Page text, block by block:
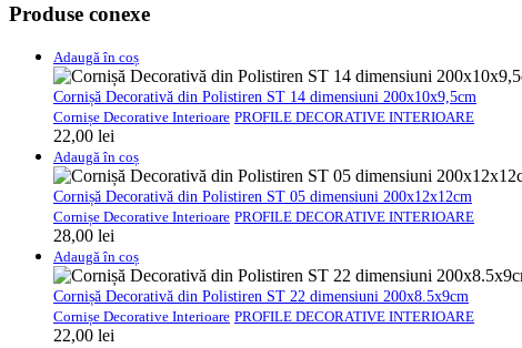
Produse conexe
Adaugă în coș
Cornișă Decorativă din Polistiren ST 14 dimensiuni 200x10x9,5cm
Cornișe Decorative Interioare PROFILE DECORATIVE INTERIOARE
22,00 lei
Adaugă în coș
Cornișă Decorativă din Polistiren ST 05 dimensiuni 200x12x12cm
Cornișe Decorative Interioare PROFILE DECORATIVE INTERIOARE
28,00 lei
Adaugă în coș
Cornișă Decorativă din Polistiren ST 22 dimensiuni 200x8.5x9cm
Cornișe Decorative Interioare PROFILE DECORATIVE INTERIOARE
22,00 lei